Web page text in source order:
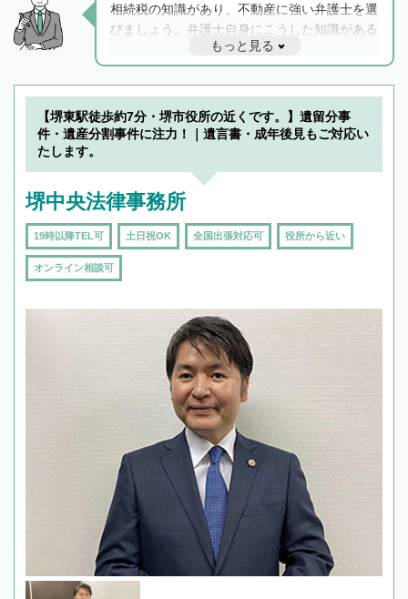
相続税の知識があり、不動産に強い弁護士を選
びましょう。弁護士自身にこうした知識がある
と他士業との連携もスムーズに進み、トラブル
解決のみならず相続をトータルで任せることが
できます。また、相続は感情がからむ分野なの
でフィーリングも重要です。実際に電話や面談
で複数の弁護士と会話をしてウマが合う方に依
もっと見る
【堺東駅徒歩約7分・堺市役所の近くです。】遺留分事
件・遺産分割事件に注力！｜遺言書・成年後見もご対応い
たします。
堺中央法律事務所
19時以降TEL可 土日祝OK 全国出張対応可 役所から近い
オンライン相談可